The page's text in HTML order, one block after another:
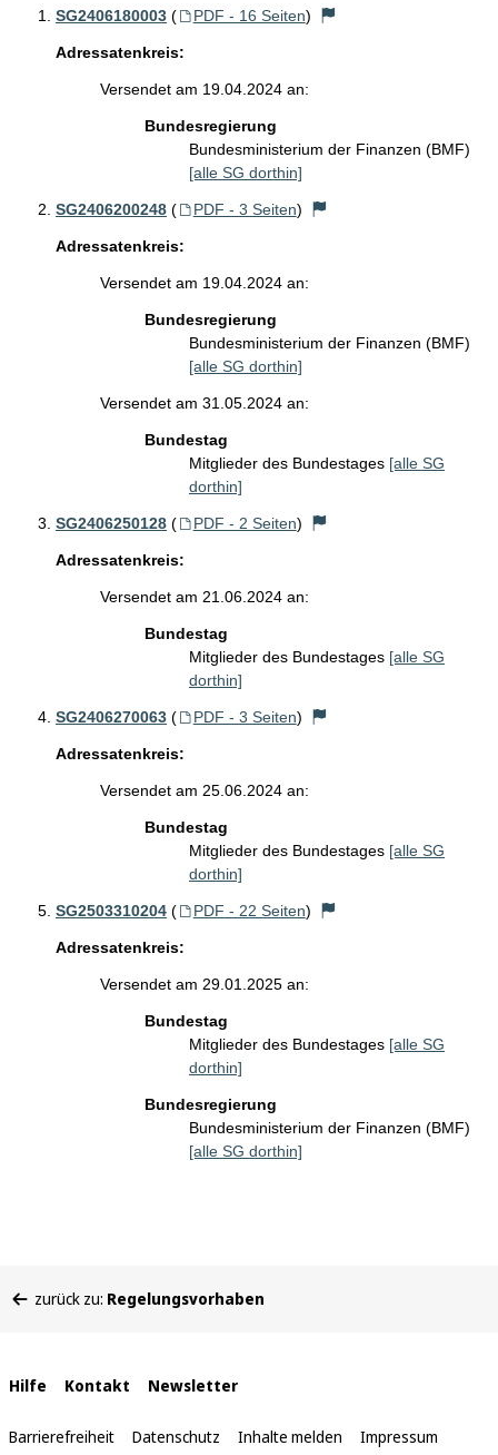
SG2406180003 ( PDF - 16 Seiten)
Adressatenkreis:
Versendet am 19.04.2024 an:
Bundesregierung
Bundesministerium der Finanzen (BMF)
[alle SG dorthin]
SG2406200248 ( PDF - 3 Seiten)
Adressatenkreis:
Versendet am 19.04.2024 an:
Bundesregierung
Bundesministerium der Finanzen (BMF)
[alle SG dorthin]
Versendet am 31.05.2024 an:
Bundestag
Mitglieder des Bundestages [alle SG
dorthin]
SG2406250128 ( PDF - 2 Seiten)
Adressatenkreis:
Versendet am 21.06.2024 an:
Bundestag
Mitglieder des Bundestages [alle SG
dorthin]
SG2406270063 ( PDF - 3 Seiten)
Adressatenkreis:
Versendet am 25.06.2024 an:
Bundestag
Mitglieder des Bundestages [alle SG
dorthin]
SG2503310204 ( PDF - 22 Seiten)
Adressatenkreis:
Versendet am 29.01.2025 an:
Bundestag
Mitglieder des Bundestages [alle SG
dorthin]
Bundesregierung
Bundesministerium der Finanzen (BMF)
[alle SG dorthin]
befinden
zurück zu: Regelungsvorhaben
Interne
Links
Hilfe Kontakt Newsletter
Barrierefreiheit Datenschutz Inhalte melden Impressum